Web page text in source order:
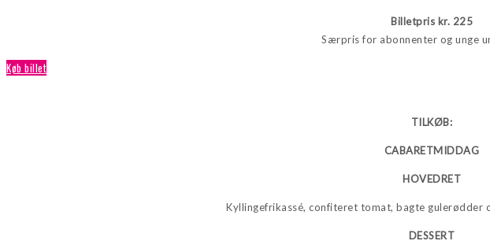
Billetpris kr. 225
Særpris for abonnenter og unge
Køb billet
TILKØB:
CABARETMIDDAG
HOVEDRET
Kyllingefrikassé, confiteret tomat, bagte gulerødder
DESSERT